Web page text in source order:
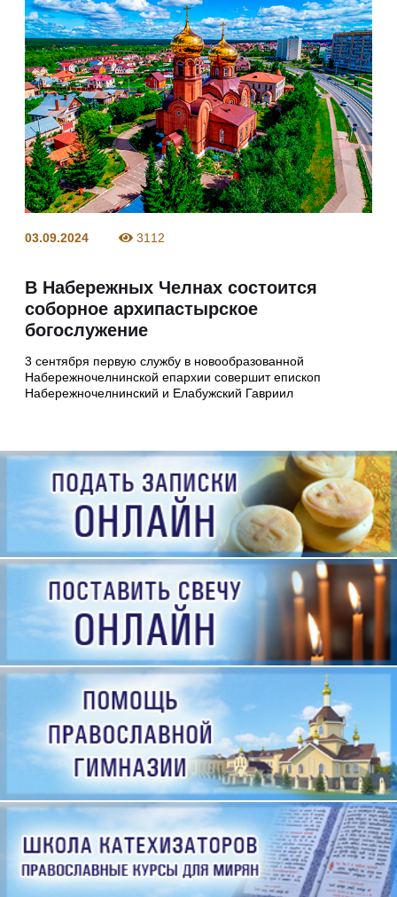
03.09.2024 3112
В Набережных Челнах состоится
соборное архипастырское
богослужение
3 сентября первую службу в новообразованной
Набережночелнинской епархии совершит епископ
Набережночелнинский и Елабужский Гавриил